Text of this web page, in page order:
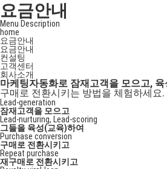
요금안내
Menu Description
home
요금안내
요금안내
컨설팅
고객센터
회사소개
마케팅자동화로 잠재고객을 모으고,
구매로 전환시키는 방법을 체험하세요.
Lead-generation
잠재고객을 모으고
Lead-nurturing, Lead-scoring
그들을 육성(교육)하여
Purchase conversion
구매로 전환시키고
Repeat purchase
재구매로 전환시키고